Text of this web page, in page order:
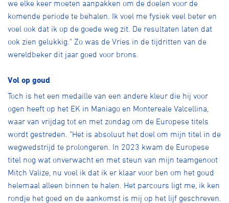
we elke keer moeten aanpakken om de doelen voor de
komende periode te behalen. Ik voel me fysiek veel beter en
voel ook dat ik op de goede weg zit. De resultaten laten dat
ook zien gelukkig." Zo was de Vries in de tijdritten van de
wereldbeker dit jaar goed voor brons.
Vol op goud
Toch is het een medaille van een andere kleur die hij voor
ogen heeft op het EK in Maniago en Montereale Valcellina,
waar van vrijdag tot en met zondag om de Europese titels
wordt gestreden. "Het is absoluut het doel om mijn titel in de
wegwedstrijd te prolongeren. In 2023 kwam de Europese
titel nog wat onverwacht en met steun van mijn teamgenoot
Mitch Valize, nu voel ik dat ik er klaar voor ben om het goud
helemaal alleen binnen te halen. Het parcours ligt me, ik ken
rondje het goed en de aankomst is mij op het lijf geschreven.